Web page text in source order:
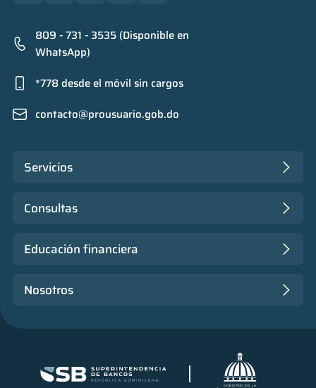
809 - 731 - 3535 (Disponible en
WhatsApp)
*778 desde el móvil sin cargos
contacto@prousuario.gob.do
Servicios
Consultas
Educación financiera
Nosotros